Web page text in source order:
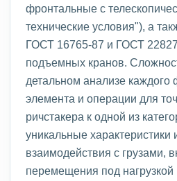
фронтальные с
технические условия"), а
ГОСТ 16765-87 и ГОСТ
подъемных кранов.
детальном анализе каждого
элемента и операции для
ричстакера к одной из
уникальные характеристики
взаимодействия с грузами,
перемещения под нагрузкой